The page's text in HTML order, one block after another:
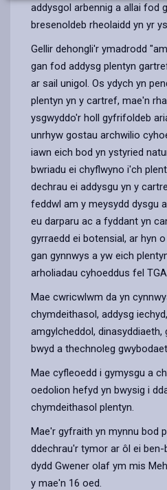
addysgol arbennig a allai fod
bresenoldeb rheolaidd yn yr
Gellir dehongli'r ymadrodd
gan fod addysg plentyn
ar sail unigol. Os ydych yn
plentyn yn y cartref, mae'n
ysgwyddo'r holl gyfrifoldeb
unrhyw gostau archwilio
iawn eich bod yn ystyried
bwriadu ei chyflwyno i'ch
dechrau ei addysgu yn y
feddwl am y meysydd dysgu
eu darparu ac a fyddant yn
gyrraedd ei botensial, ar hyn
gan gynnwys a yw eich
arholiadau cyhoeddus fel
Mae cwricwlwm da yn
chymdeithasol, addysg
amgylcheddol,
bwyd a thechnoleg
Mae cyfleoedd i gymysgu a
oedolion hefyd yn bwysig i
chymdeithasol plentyn.
Mae'r gyfraith yn mynnu bod
ddechrau'r tymor ar ôl ei
dydd Gwener olaf ym mis
y mae'n 16 oed.